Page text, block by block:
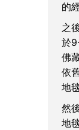
的
之
於
佛
依
地
然
地